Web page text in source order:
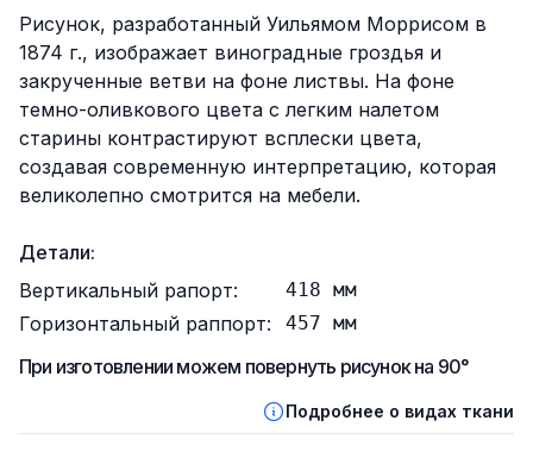
Описание
Рисунок, разработанный Уильямом Моррисом в
1874 г., изображает виноградные гроздья и
закрученные ветви на фоне листвы. На фоне
темно-оливкового цвета с легким налетом
старины контрастируют всплески цвета,
создавая современную интерпретацию, которая
великолепно смотрится на мебели.
Детали:
Вертикальный рапорт:
418 мм
Горизонтальный раппорт: 457 мм
При изготовлении можем повернуть рисунок на 90°
Подробнее о видах ткани